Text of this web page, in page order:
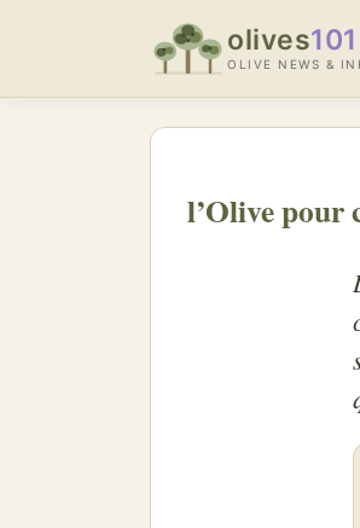
olives101
OLIVE NEWS &
l’Olive pour